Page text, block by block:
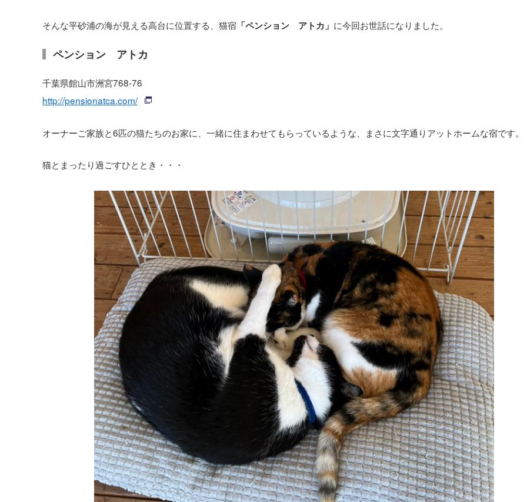
そんな平砂浦の海が見える高台に位置する、猫宿 「ペンション アトカ」 に今回お世話になりました。
ペンション アトカ
千葉県館山市洲宮768-76
http://pensionatca.com/
オーナーご家族と6匹の猫たちのお家に、一緒に住まわせてもらっているような、まさに文字通りアットホームな宿です。
猫とまったり過ごすひととき・・・